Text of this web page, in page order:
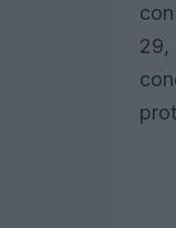
29,